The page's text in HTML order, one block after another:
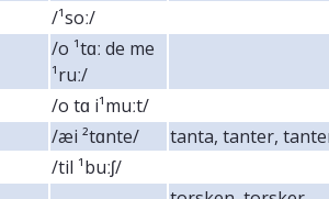
/¹soː/
/o ¹tɑː de me
¹ruː/
/o tɑ i¹muːt/
/æi ²tɑnte/
tanta, tanter,
/til ¹buːʃ/